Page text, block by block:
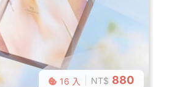
16 入 NT$ 880